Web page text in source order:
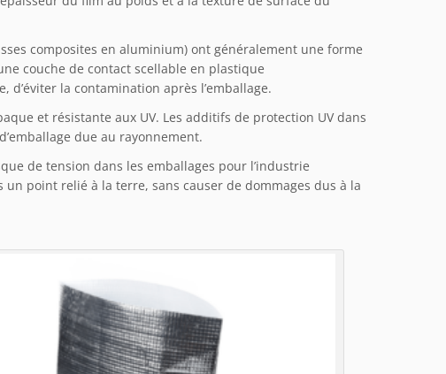
composites en aluminium) ont généralement une forme
couche de contact scellable en plastique
d’éviter la contamination après l’emballage.
et résistante aux UV. Les additifs de protection UV dans
due au rayonnement.
de tension dans les emballages pour l’industrie
point relié à la terre, sans causer de dommages dus à la